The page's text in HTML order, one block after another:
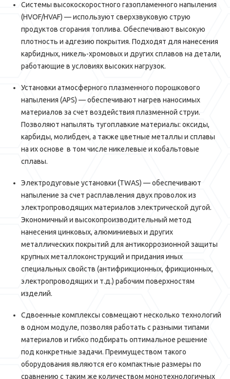
Системы высокоскоростного газопламенного напыления
(HVOF/HVAF) — используют сверхзвуковую струю
продуктов сгорания топлива. Обеспечивают высокую
плотность и адгезию покрытия. Подходят для нанесения
карбидных, никель-хромовых и других сплавов на детали,
работающие в условиях высоких нагрузок.
Установки атмосферного плазменного порошкового
напыления (APS) — обеспечивают нагрев наносимых
материалов за счет воздействия плазменной струи.
Позволяют напылять тугоплавкие материалы: оксиды,
карбиды, молибден, а также цветные металлы и сплавы
на их основе в том числе никелевые и кобальтовые
сплавы.
Электродуговые установки (TWAS) — обеспечивают
напыление за счет расплавления двух проволок из
электропроводящих материалов электрической дугой.
Экономичный и высокопроизводительный метод
нанесения цинковых, алюминиевых и других
металлических покрытий для антикоррозионной защиты
крупных металлоконструкций и придания иных
специальных свойств (антифрикционных, фрикционных,
электропроводящих и т.д.) рабочим поверхностям
изделий.
Сдвоенные комплексы совмещают несколько технологий
в одном модуле, позволяя работать с разными типами
материалов и гибко подбирать оптимальное решение
под конкретные задачи. Преимуществом такого
оборудования являются его компактные размеры по
сравнению с таким же количеством монотехнологичных